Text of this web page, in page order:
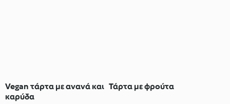
Vegan τάρτα με ανανά και
καρύδα
Τάρτα με φρούτα